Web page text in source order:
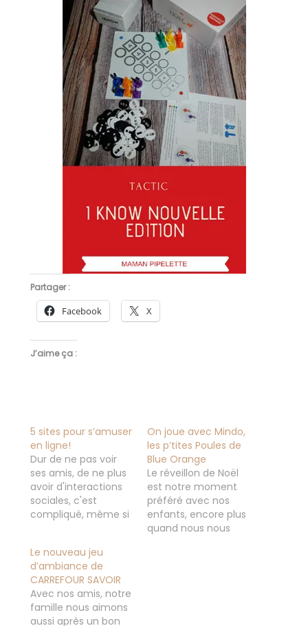
Partager :
Facebook X
J’aime ça :
5 sites pour s’amuser
en ligne!
Dur de ne pas voir
ses amis, de ne plus
avoir d'interactions
sociales, c'est
compliqué, même si
adore jouer au jeux
de société, ou jeux
en tout genre... On a
essayé de trouver
différents sites qui
On joue avec Mindo,
les p’tites Poules de
Blue Orange
Le réveillon de Noël
est notre moment
préféré avec nos
enfants, encore plus
quand nous nous
Le nouveau jeu
d’ambiance de
CARREFOUR SAVOIR
Avec nos amis, notre
famille nous aimons
aussi après un bon